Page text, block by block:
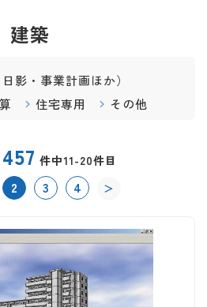
建築
影・事業計画ほか）
住宅専用 その他
457 件中11-20件目
2 3 4 ＞